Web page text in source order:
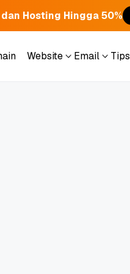
Hosting Hingga 50%
Website
Email
Tips